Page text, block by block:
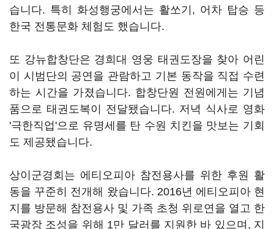
습니다. 특히 화성행궁에서는 활쏘기, 어차 탑승 등
한국 전통문화 체험도 했습니다.
또 강뉴합창단은 경희대 영웅 태권도장을 찾아 어린
이 시범단의 공연을 관람하고 기본 동작을 직접 수련
하는 시간을 가졌습니다. 합창단원 전원에게는 기념
품으로 태권도복이 전달됐습니다. 저녁 식사로 영화
'극한직업'으로 유명세를 탄 수원 치킨을 맛보는 기회
도 제공됐습니다.
상이군경회는 에티오피아 참전용사를 위한 후원 활
동을 꾸준히 전개해 왔습니다. 2016년 에티오피아 현
지를 방문해 참전용사 및 가족 초청 위로연을 열고 한
국광장 조성을 위해 1만 달러를 지원한 바 있으며, 지